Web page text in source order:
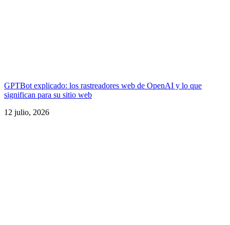
GPTBot explicado: los rastreadores web de OpenAI y lo que
significan para su sitio web
12 julio, 2026